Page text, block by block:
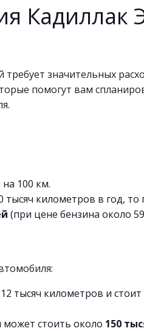
Кадиллак
значительных
помогут вам
100 км.
километров в год, то
(при цене бензина около
тысяч километров и стоит
может стоить около 150